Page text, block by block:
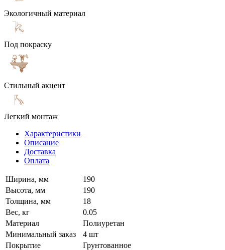
Экологичный материал
Под покраску
Стильный акцент
Легкий монтаж
Характеристики
Описание
Доставка
Оплата
Ширина, мм
190
Высота, мм
190
Толщина, мм
18
Вес, кг
0.05
Материал
Полиуретан
Минимальный заказ
4 шт
Покрытие
Грунтованное